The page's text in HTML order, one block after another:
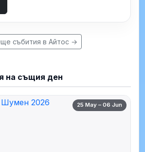
събития в Айтос →
на същия ден
25 May – 06 Jun